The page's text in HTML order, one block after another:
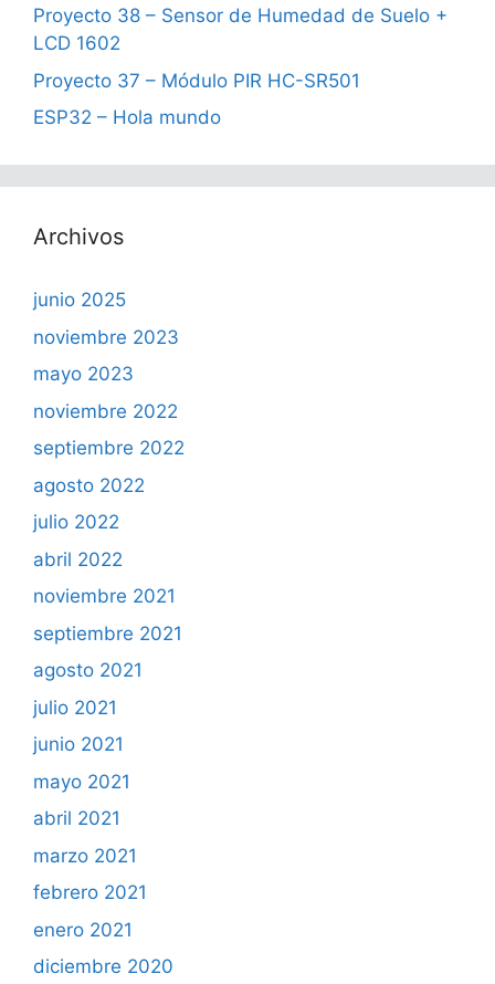
Proyecto 38 – Sensor de Humedad de Suelo +
LCD 1602
Proyecto 37 – Módulo PIR HC-SR501
ESP32 – Hola mundo
Archivos
junio 2025
noviembre 2023
mayo 2023
noviembre 2022
septiembre 2022
agosto 2022
julio 2022
abril 2022
noviembre 2021
septiembre 2021
agosto 2021
julio 2021
junio 2021
mayo 2021
abril 2021
marzo 2021
febrero 2021
enero 2021
diciembre 2020